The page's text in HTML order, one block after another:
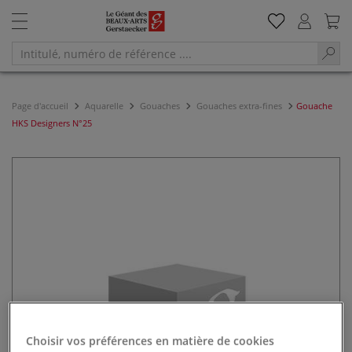
Page d'accueil Aquarelle Gouaches Gouaches extra-fines
Gouache
HKS Designers N°25
Choisir vos préférences en matière de cookies